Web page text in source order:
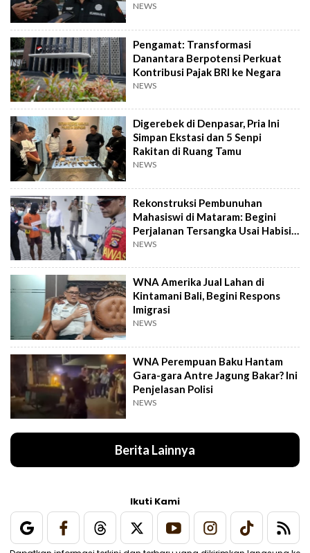
NEWS
Pengamat: Transformasi
Danantara Berpotensi Perkuat
Kontribusi Pajak BRI ke Negara
NEWS
Digerebek di Denpasar, Pria Ini
Simpan Ekstasi dan 5 Senpi
Rakitan di Ruang Tamu
NEWS
Rekonstruksi Pembunuhan
Mahasiswi di Mataram: Begini
Perjalanan Tersangka Usai Habisi
Korban
NEWS
WNA Amerika Jual Lahan di
Kintamani Bali, Begini Respons
Imigrasi
NEWS
WNA Perempuan Baku Hantam
Gara-gara Antre Jagung Bakar? Ini
Penjelasan Polisi
NEWS
Berita Lainnya
Ikuti Kami